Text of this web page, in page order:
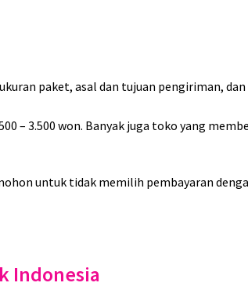
paket, asal dan tujuan pengiriman,
– 3.500 won. Banyak juga toko yang
untuk tidak memilih pembayaran
Indonesia